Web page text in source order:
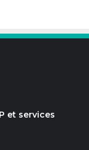
et services